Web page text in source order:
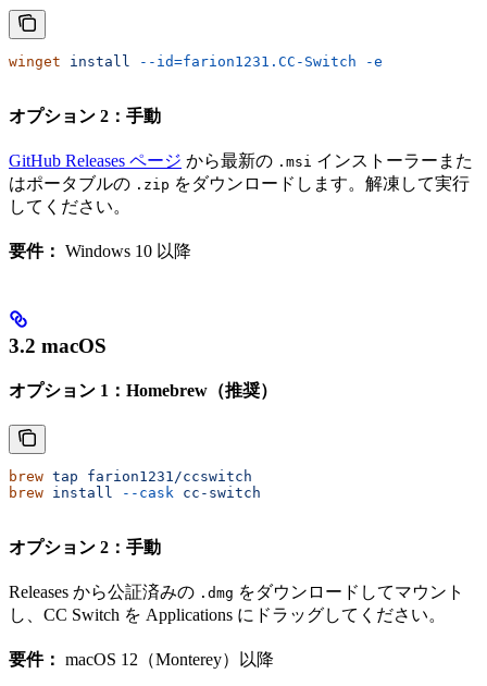
winget install --id=farion1231.CC-Switch -e
オプション 2：手動
GitHub Releases ページ から最新の .msi インストーラーまた
はポータブルの .zip をダウンロードします。解凍して実行
してください。
要件： Windows 10 以降
3.2 macOS
オプション 1：Homebrew（推奨）
brew tap farion1231/ccswitch
brew install --cask cc-switch
オプション 2：手動
Releases から公証済みの .dmg をダウンロードしてマウント
し、CC Switch を Applications にドラッグしてください。
要件： macOS 12（Monterey）以降